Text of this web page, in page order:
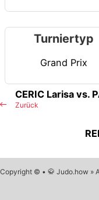
Turniertyp
Grand Prix
Zurück
CERIC Larisa vs.
Copyright © • 🥋 Judo.how »